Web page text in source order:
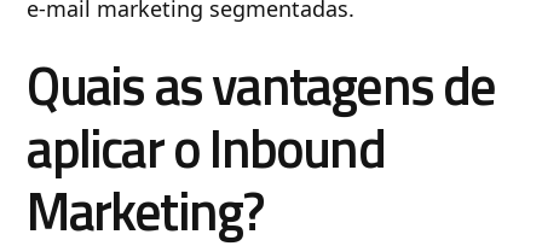
e-mail marketing segmentadas.
Quais as vantagens de
aplicar o Inbound
Marketing?